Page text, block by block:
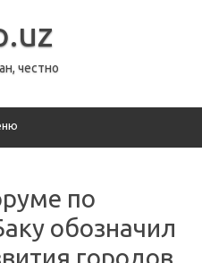
честно
по
обозначил
городов